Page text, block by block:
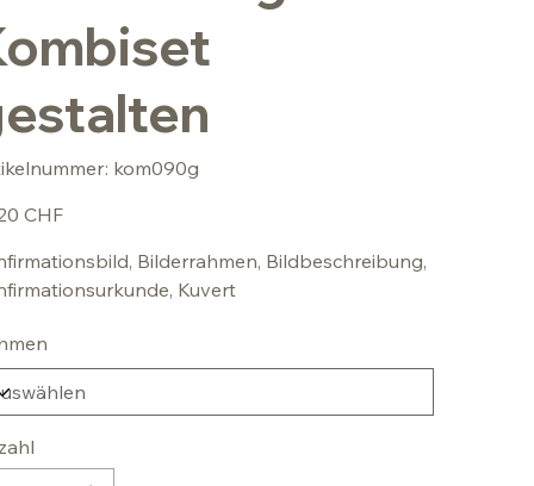
Artikelnummer:
kom090g
kom090g
CHF
Bilderrahmen, Bildbeschreibung,
Kuvert